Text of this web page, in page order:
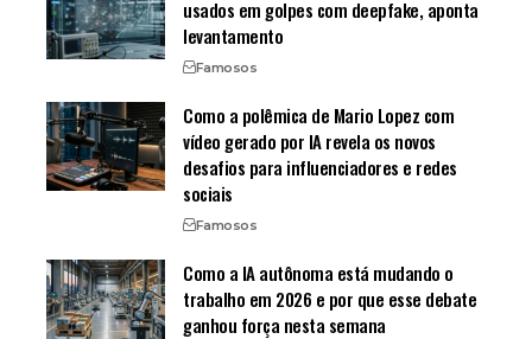
usados em golpes com deepfake, aponta
levantamento
Famosos
Como a polêmica de Mario Lopez com
vídeo gerado por IA revela os novos
desafios para influenciadores e redes
sociais
Famosos
Como a IA autônoma está mudando o
trabalho em 2026 e por que esse debate
ganhou força nesta semana